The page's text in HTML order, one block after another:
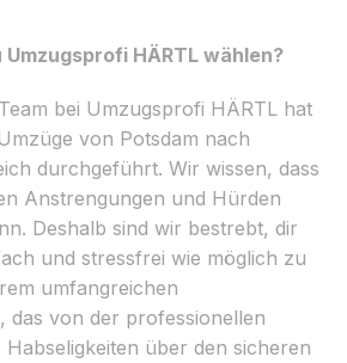
HÄRTL wählen?
bei Umzugsprofi HÄRTL hat
von Potsdam nach
durchgeführt. Wir wissen, dass
Anstrengungen und Hürden
Deshalb sind wir bestrebt, dir
und stressfrei wie möglich zu
umfangreichen
das von der professionellen
über den sicheren